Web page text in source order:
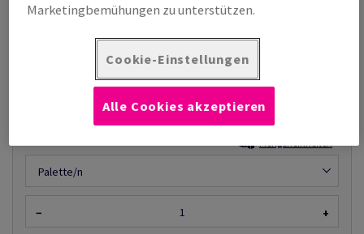
76,47% Rabatt
Mengeneinheiten
Palette/n
− +
Marketingbemühungen zu unterstützen.
Cookie-Einstellungen
Alle Cookies akzeptieren